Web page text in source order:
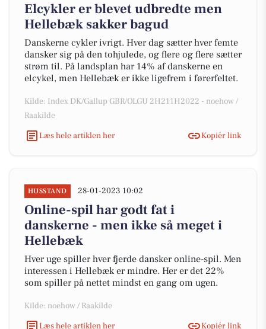
Elcykler er blevet udbredte men
Hellebæk sakker bagud
Danskerne cykler ivrigt. Hver dag sætter hver femte
dansker sig på den tohjulede, og flere og flere sætter
strøm til. På landsplan har 14% af danskerne en
elcykel, men Hellebæk er ikke ligefrem i førerfeltet.
Kilde: Index DK/Gallup GBR/OLGU 2H211H2022 - noehow /
Raakilde
Læs hele artiklen her
Kopiér link
HUSSTAND 28-01-2023 10:02
Online-spil har godt fat i
danskerne - men ikke så meget i
Hellebæk
Hver uge spiller hver fjerde dansker online-spil. Men
interessen i Hellebæk er mindre. Her er det 22%
som spiller på nettet mindst en gang om ugen.
Kilde: noehow / Raakilde
Læs hele artiklen her
Kopiér link